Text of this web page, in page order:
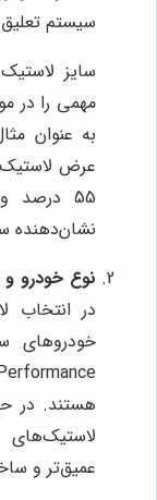
سیستم
سایز
مهمی را در
نشان‌دهنده
نوع خودرو و
در انتخاب
هستند. در
عمیق‌تر و